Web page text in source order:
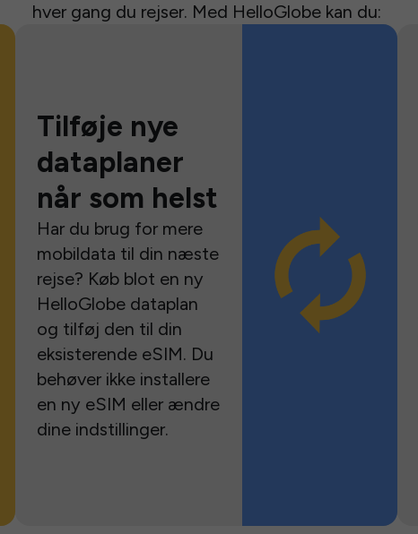
hver gang du rejser. Med HelloGlobe kan du:
Tilføje nye
dataplaner
når som helst
Har du brug for mere
mobildata til din næste
rejse? Køb blot en ny
HelloGlobe dataplan
og tilføj den til din
eksisterende eSIM. Du
behøver ikke installere
en ny eSIM eller ændre
dine indstillinger.